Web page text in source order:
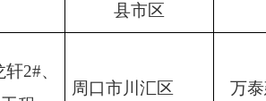
县市区
轩2#、
周口市川汇区 万